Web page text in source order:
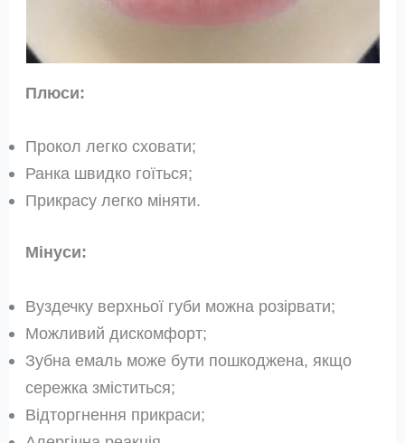
Плюси:
Прокол легко сховати;
Ранка швидко гоїться;
Прикрасу легко міняти.
Мінуси:
Вуздечку верхньої губи можна розірвати;
Можливий дискомфорт;
Зубна емаль може бути пошкоджена, якщо
сережка зміститься;
Відторгнення прикраси;